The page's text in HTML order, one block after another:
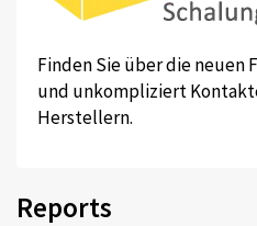
Finden Sie über die
und unkompliziert
Herstellern.
Reports